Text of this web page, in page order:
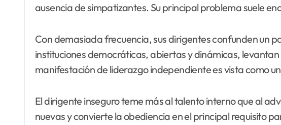
ausencia de simpatizantes. Su principal problema suele
Con demasiada frecuencia, sus dirigentes confunden un
instituciones democráticas, abiertas y dinámicas,
manifestación de liderazgo independiente es vista como
El dirigente inseguro teme más al talento interno que al
nuevas y convierte la obediencia en el principal requisito